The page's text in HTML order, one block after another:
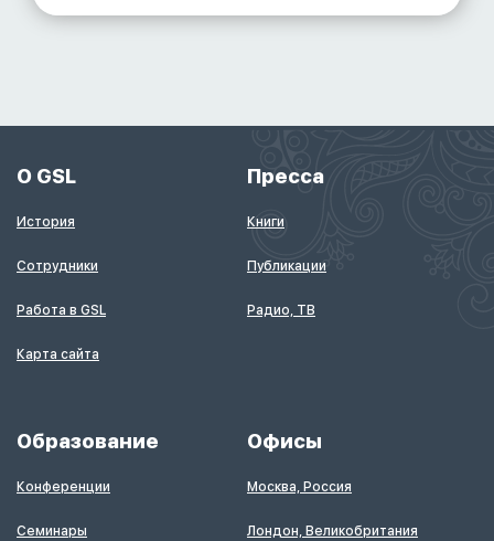
О GSL
История
Сотрудники
Работа в GSL
Карта сайта
Пресса
Книги
Публикации
Радио, ТВ
Образование
Конференции
Семинары
Офисы
Москва, Россия
Лондон, Великобритания